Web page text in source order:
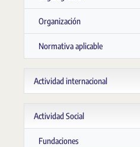
Organización
Normativa aplicable
Actividad internacional
Actividad Social
Fundaciones